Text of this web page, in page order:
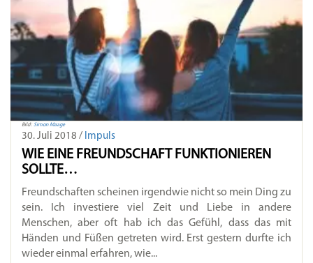
Bild: Simon Maage
30. Juli 2018 / Impuls
WIE EINE FREUNDSCHAFT FUNKTIONIEREN
SOLLTE…
Freundschaften scheinen irgendwie nicht so mein Ding zu
sein. Ich investiere viel Zeit und Liebe in andere
Menschen, aber oft hab ich das Gefühl, dass das mit
Händen und Füßen getreten wird. Erst gestern durfte ich
wieder einmal erfahren, wie...